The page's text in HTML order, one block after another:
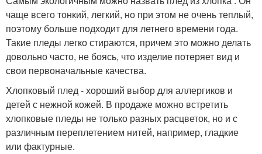
чаще всего тонкий, легкий, но при этом не очень теплый,
поэтому больше подходит для летнего времени года.
Такие пледы легко стираются, причем это можно делать
довольно часто, не боясь, что изделие потеряет вид и
свои первоначальные качества.
Хлопковый плед - хороший выбор для аллергиков и
детей с нежной кожей. В продаже можно встретить
хлопковые пледы не только разных расцветок, но и с
различным переплетением нитей, например, гладкие
или фактурные.